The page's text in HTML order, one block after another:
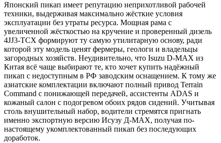
Японский пикап имеет репутацию неприхотливой рабочей
техники, выдерживая максимально жёсткие условия
эксплуатации без утраты ресурса. Мощная рама с
увеличенной жёсткостью на кручение и проверенный дизель
4JJ3-TCX формируют ту самую утилитарную основу, ради
которой эту модель ценят фермеры, геологи и владельцы
загородных хозяйств. Неудивительно, что Isuzu D-MAX из
Китая всё чаще выбирают те, кто хочет купить надёжный
пикап с недоступным в РФ заводским оснащением. К тому же
азиатские комплектации включают полный привод Terrain
Command с понижающей передачей, ассистенты ADAS и
кожаный салон с подогревом обоих рядов сидений. Учитывая
столь внушительный набор, водители стремятся пригнать
именно экспортную версию Исузу Д-МАХ, получая по-
настоящему укомплектованный пикап без последующих
доработок.